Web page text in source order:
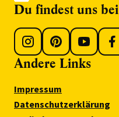
Du findest uns bei
Andere Links
Impressum
Datenschutzerklärung